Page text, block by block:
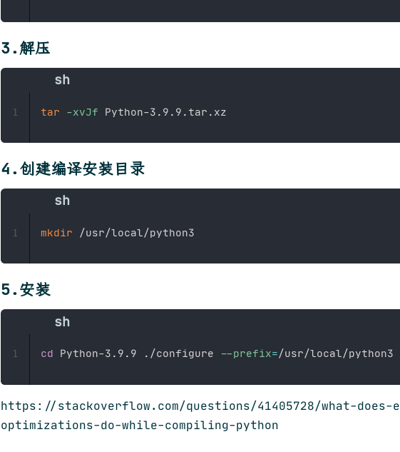
3.解压
tar -xvJf
1
4.创建编译安装目录
mkdir
1
5.安装
cd Python-3.9.9 ./configure --prefix=/usr/local/
1
https://stackoverflow.com/questions/41405728/what-does-
optimizations-do-while-compiling-python